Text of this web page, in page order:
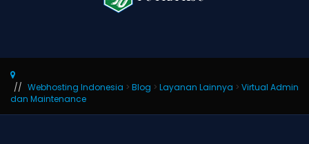
Webhosting Indonesia > Blog > Layanan Lainnya > Virtual Admin
dan Maintenance